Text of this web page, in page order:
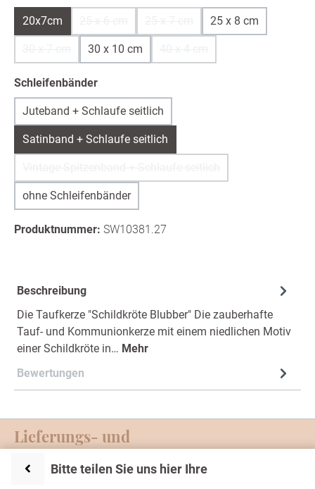
20x7cm 25 x 8 cm
30 x 10 cm
Schleifenbänderauswählen
Juteband + Schlaufe seitlich
Satinband + Schlaufe seitlich
ohne Schleifenbänder
Bitte teilen Sie uns hier Ihre
Produktnummer: SW10381.27
Beschreibung
Die Taufkerze "Schildkröte Blubber" Die zauberhafte
Tauf- und Kommunionkerze mit einem niedlichen Motiv
einer Schildkröte in… Mehr
Bewertungen
Lieferungs- und
Zahlungsmöglichkeiten